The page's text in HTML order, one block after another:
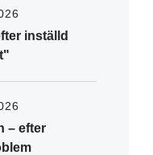
inställd
– efter